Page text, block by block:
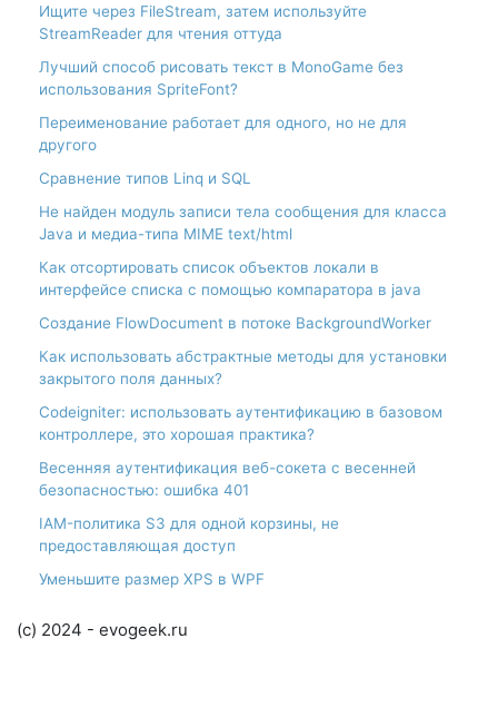
Ищите через FileStream, затем используйте
StreamReader для чтения оттуда
Лучший способ рисовать текст в MonoGame без
использования SpriteFont?
Переименование работает для одного, но не для
другого
Сравнение типов Linq и SQL
Не найден модуль записи тела сообщения для класса
Java и медиа-типа MIME text/html
Как отсортировать список объектов локали в
интерфейсе списка с помощью компаратора в java
Создание FlowDocument в потоке BackgroundWorker
Как использовать абстрактные методы для установки
закрытого поля данных?
Codeigniter: использовать аутентификацию в базовом
контроллере, это хорошая практика?
Весенняя аутентификация веб-сокета с весенней
безопасностью: ошибка 401
IAM-политика S3 для одной корзины, не
предоставляющая доступ
Уменьшите размер XPS в WPF
(c) 2024 - evogeek.ru